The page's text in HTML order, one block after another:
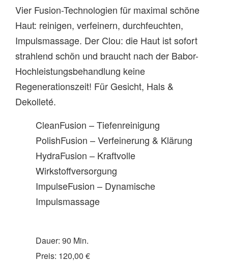
Vier Fusion-Technologien für maximal schöne
Haut: reinigen, verfeinern, durchfeuchten,
Impulsmassage. Der Clou: die Haut ist sofort
strahlend schön und braucht nach der Babor-
Hochleistungsbehandlung keine
Regenerationszeit! Für Gesicht, Hals &
Dekolleté.
CleanFusion – Tiefenreinigung
PolishFusion – Verfeinerung & Klärung
HydraFusion – Kraftvolle
Wirkstoffversorgung
ImpulseFusion – Dynamische
Impulsmassage
Dauer: 90 Min.
Preis: 120,00 €